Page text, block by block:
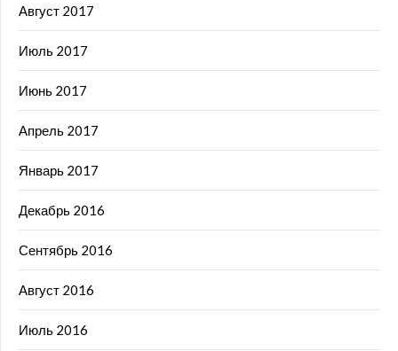
Август 2017
Июль 2017
Июнь 2017
Апрель 2017
Январь 2017
Декабрь 2016
Сентябрь 2016
Август 2016
Июль 2016